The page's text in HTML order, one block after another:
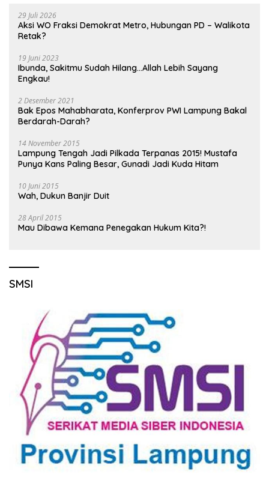
29 Juli 2026
Aksi WO Fraksi Demokrat Metro, Hubungan PD – Walikota
Retak?
19 Juni 2023
Ibunda, Sakitmu Sudah Hilang…Allah Lebih Sayang
Engkau!
2 Desember 2021
Bak Epos Mahabharata, Konferprov PWI Lampung Bakal
Berdarah-Darah?
14 November 2015
Lampung Tengah Jadi Pilkada Terpanas 2015! Mustafa
Punya Kans Paling Besar, Gunadi Jadi Kuda Hitam
10 Juni 2015
Wah, Dukun Banjir Duit
28 April 2015
Mau Dibawa Kemana Penegakan Hukum Kita?!
SMSI